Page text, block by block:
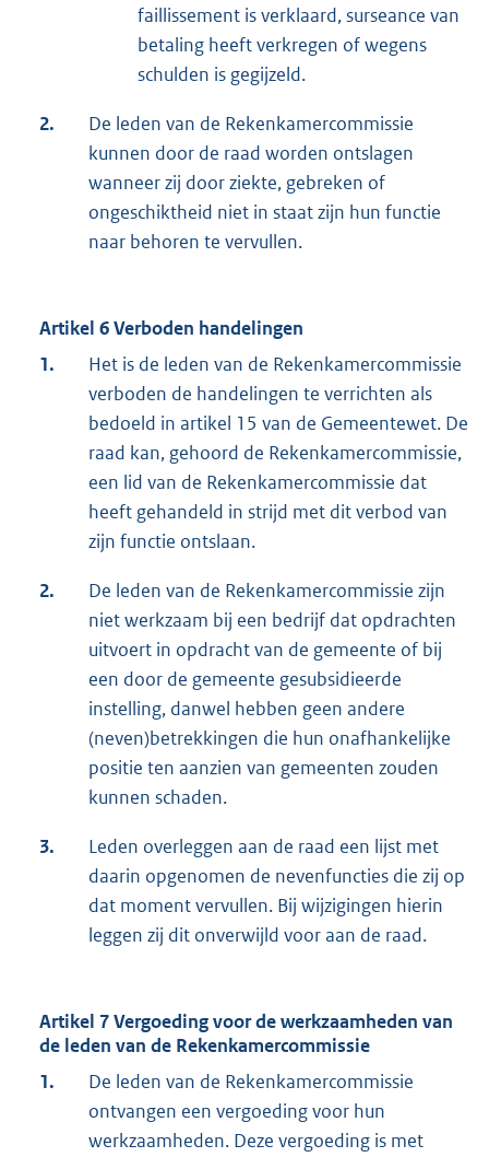
faillissement is verklaard, surseance van
betaling heeft verkregen of wegens
schulden is gegijzeld.
2.
De leden van de Rekenkamercommissie
kunnen door de raad worden ontslagen
wanneer zij door ziekte, gebreken of
ongeschiktheid niet in staat zijn hun functie
naar behoren te vervullen.
Artikel 6 Verboden handelingen
1.
Het is de leden van de Rekenkamercommissie
verboden de handelingen te verrichten als
bedoeld in artikel 15 van de Gemeentewet. De
raad kan, gehoord de Rekenkamercommissie,
een lid van de Rekenkamercommissie dat
heeft gehandeld in strijd met dit verbod van
zijn functie ontslaan.
2.
De leden van de Rekenkamercommissie zijn
niet werkzaam bij een bedrijf dat opdrachten
uitvoert in opdracht van de gemeente of bij
een door de gemeente gesubsidieerde
instelling, danwel hebben geen andere
(neven)betrekkingen die hun onafhankelijke
positie ten aanzien van gemeenten zouden
kunnen schaden.
3.
Leden overleggen aan de raad een lijst met
daarin opgenomen de nevenfuncties die zij op
dat moment vervullen. Bij wijzigingen hierin
leggen zij dit onverwijld voor aan de raad.
Artikel 7 Vergoeding voor de werkzaamheden van
de leden van de Rekenkamercommissie
1.
De leden van de Rekenkamercommissie
ontvangen een vergoeding voor hun
werkzaamheden. Deze vergoeding is met